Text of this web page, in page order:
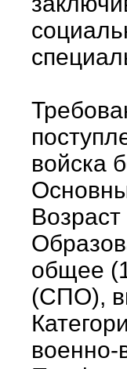
войска
общее
(СПО),
военно-